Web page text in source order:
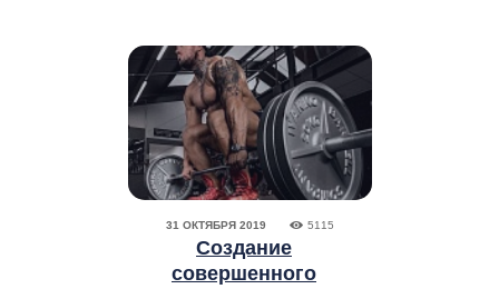
31 ОКТЯБРЯ 2019 5115
Создание
совершенного